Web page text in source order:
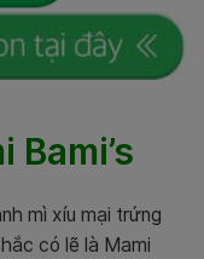
Bami’s
mì xíu mại trứng
có lẽ là Mami